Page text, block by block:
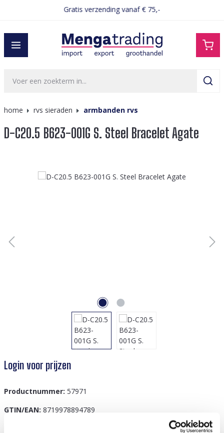
Gratis verzending vanaf € 75,-
home rvs sieraden armbanden rvs
D-C20.5 B623-001G S. Steel Bracelet Agate
Afbeeldingengalerij overslaan
Login voor prijzen
Productnummer: 57971
GTIN/EAN: 8719978894789